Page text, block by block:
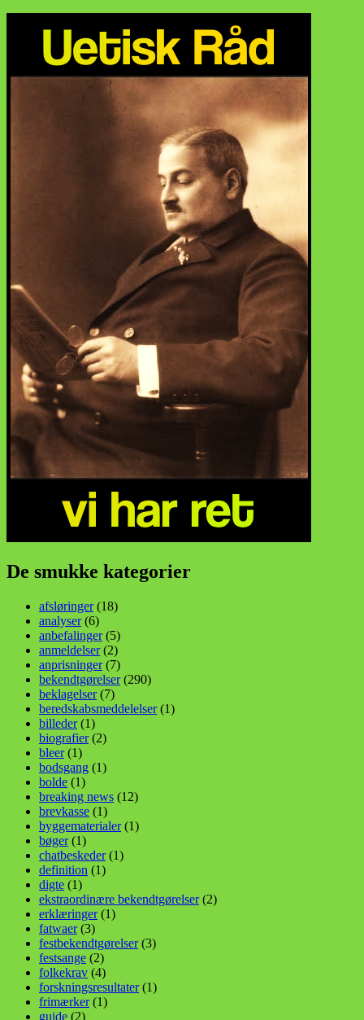
De smukke kategorier
afsløringer(18)
analyser(6)
anbefalinger(5)
anmeldelser(2)
anprisninger(7)
bekendtgørelser(290)
beklagelser(7)
beredskabsmeddelelser(1)
billeder(1)
biografier(2)
bleer(1)
bodsgang (1)
bolde (1)
breaking news (12)
brevkasse (1)
byggematerialer(1)
bøger(1)
chatbeskeder(1)
definition (1)
digte (1)
ekstraordinære bekendtgørelser(2)
erklæringer(1)
fatwaer(3)
festbekendtgørelser(3)
festsange (2)
folkekrav (4)
forskningsresultater(1)
frimærker(1)
guide (2)